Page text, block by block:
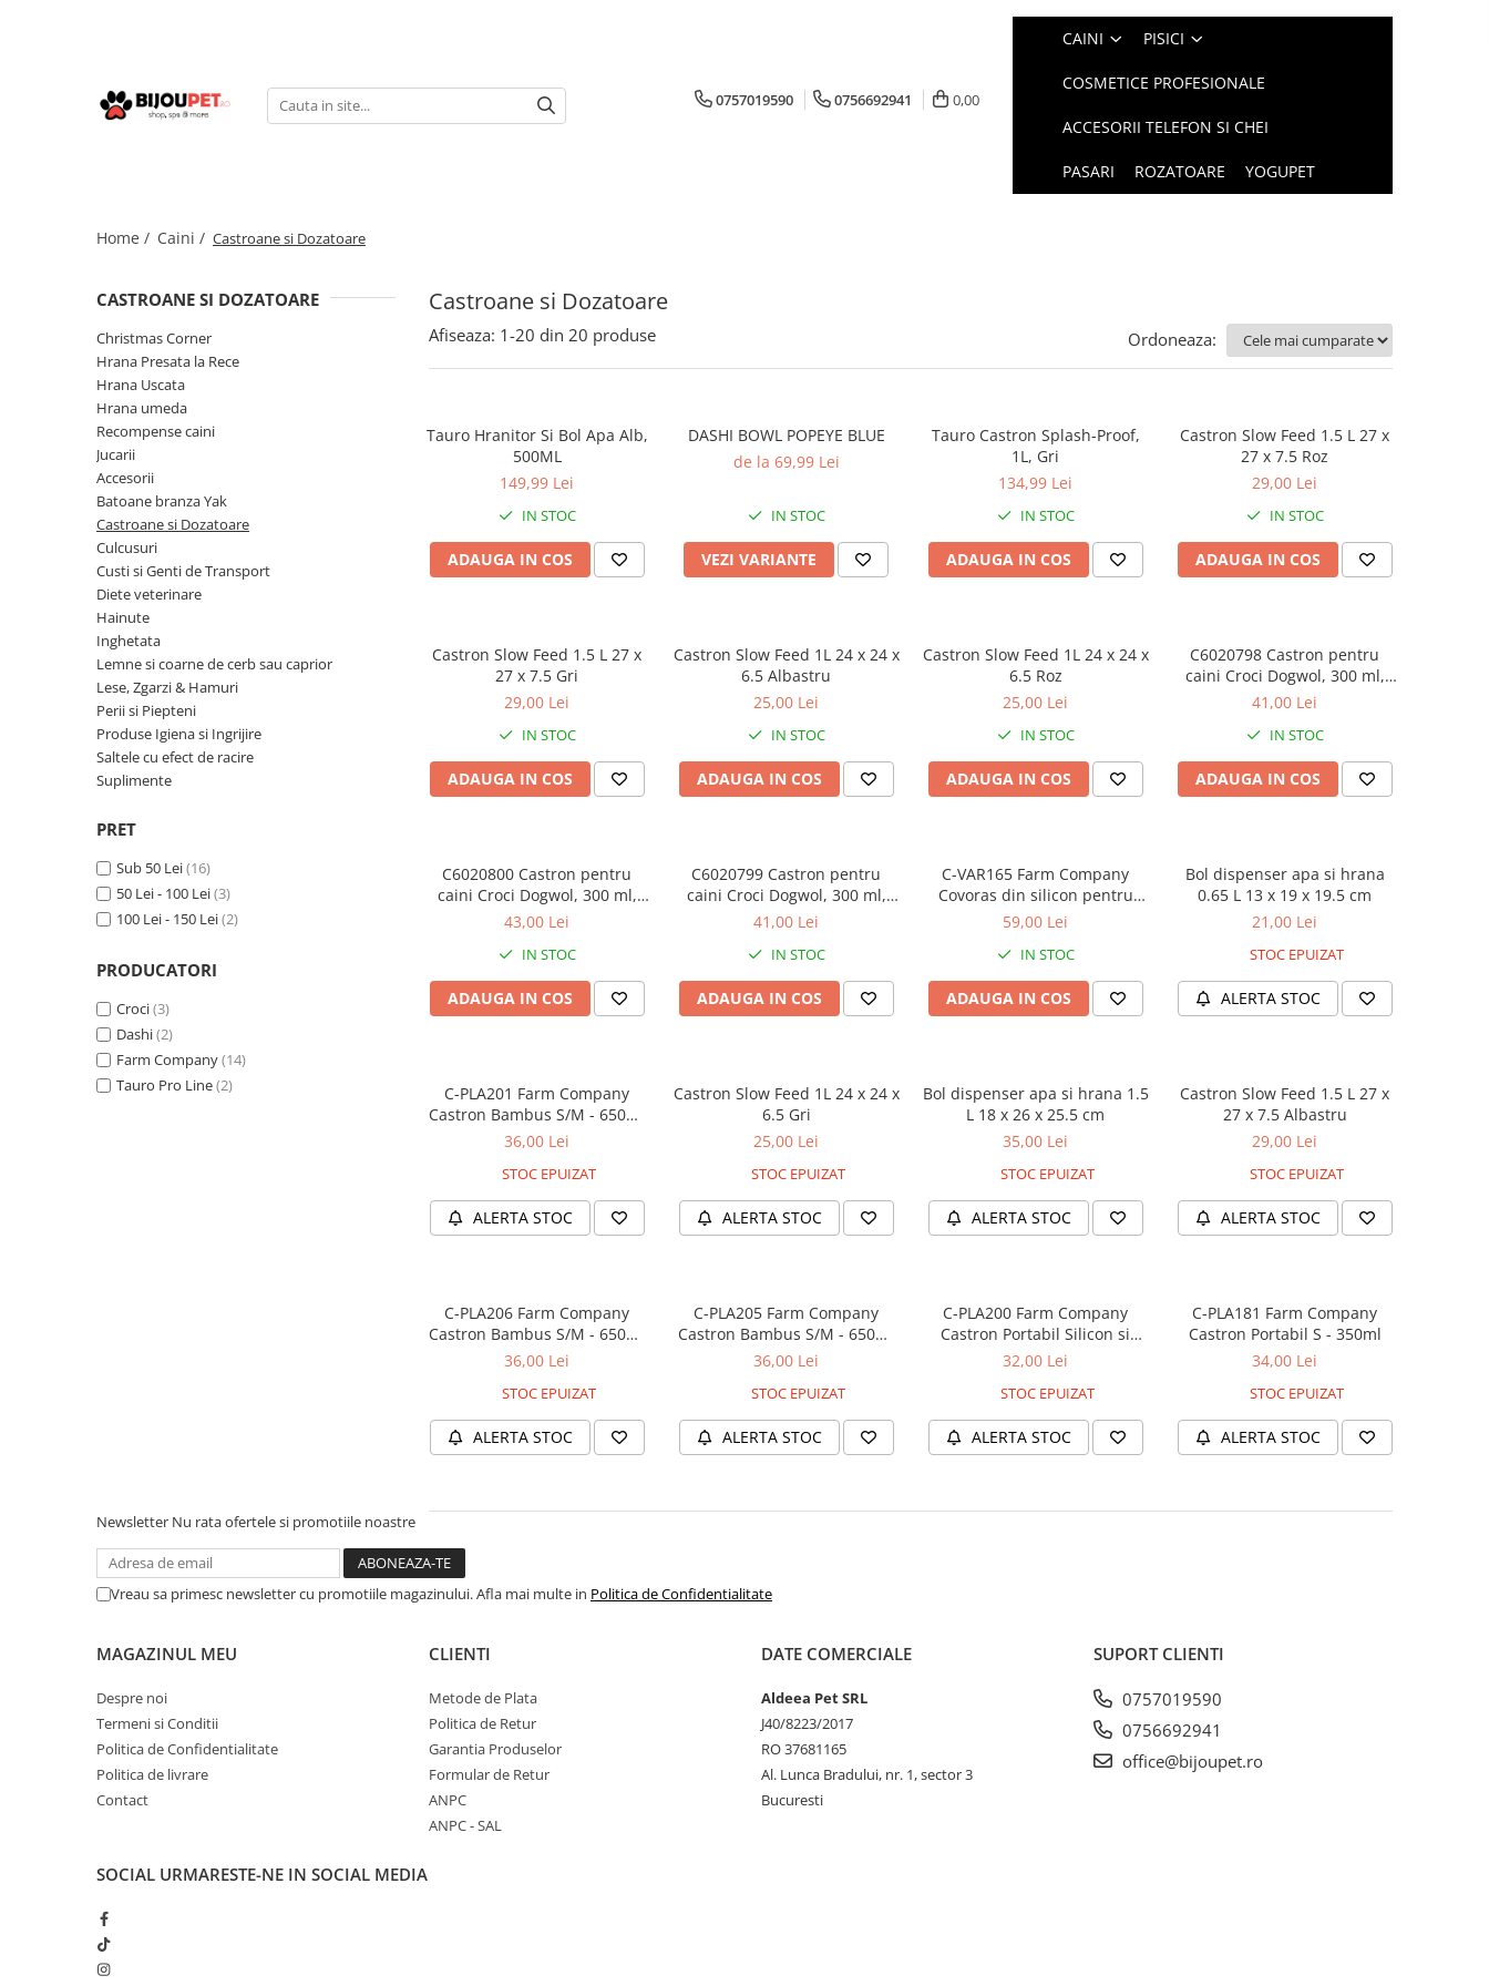
Christmas Corner
Nature's Protection
Taste of the Wild
Marly&Dan
Hrana umeda
Recompense caini
Batoane branza Yak
Castroane si Dozatoare
Custi si Genti de Transport
Diete veterinare
Lemne si coarne de cerb sau
Lese, Zgarzi & Hamuri
Perii si Piepteni
Produse Igiena si Ingrijire
Hrana uscata
Ansambluri Pisici
Genti, Patuturi si Custi de
Produse Igiena si Ingrijire
Suplimente
Diete veterinare
0757019590 0756692941 0,00
CAINI PISICI
COSMETICE PROFESIONALE
ACCESORII TELEFON SI CHEI
PASARI ROZATOARE YOGUPET
Home / Caini / Castroane si Dozatoare
Castroane si Dozatoare
CASTROANE SI DOZATOARE
Christmas Corner
Hrana Presata la Rece
Hrana Uscata
Hrana umeda
Recompense caini
Jucarii
Accesorii
Batoane branza Yak
Castroane si Dozatoare
Culcusuri
Custi si Genti de Transport
Diete veterinare
Hainute
Inghetata
Lemne si coarne de cerb sau caprior
Lese, Zgarzi & Hamuri
Perii si Piepteni
Produse Igiena si Ingrijire
Saltele cu efect de racire
Suplimente
PRET
Sub 50 Lei(16)
50 Lei - 100 Lei(3)
100 Lei - 150 Lei(2)
PRODUCATORI
Croci(3)
Dashi(2)
Farm Company(14)
Tauro Pro Line(2)
Afiseaza: 1-20 din 20 produse Ordoneaza:
Tauro Hranitor Si Bol Apa Alb,
500ML
149,99 Lei
IN STOC
ADAUGA IN COS
DASHI BOWL POPEYE BLUE
de la 69,99 Lei
IN STOC
VEZI VARIANTE
Tauro Castron Splash-Proof,
1L, Gri
134,99 Lei
IN STOC
ADAUGA IN COS
Castron Slow Feed 1.5 L 27 x
27 x 7.5 Roz
29,00 Lei
IN STOC
ADAUGA IN COS
Castron Slow Feed 1.5 L 27 x
27 x 7.5 Gri
29,00 Lei
IN STOC
ADAUGA IN COS
Castron Slow Feed 1L 24 x 24 x
6.5 Albastru
25,00 Lei
IN STOC
ADAUGA IN COS
Castron Slow Feed 1L 24 x 24 x
6.5 Roz
25,00 Lei
IN STOC
ADAUGA IN COS
C6020798 Castron pentru
caini Croci Dogwol, 300 ml,
antiderapant, orange
41,00 Lei
IN STOC
ADAUGA IN COS
C6020800 Castron pentru
caini Croci Dogwol, 300 ml,
antiderapant, roz
43,00 Lei
IN STOC
ADAUGA IN COS
C6020799 Castron pentru
caini Croci Dogwol, 300 ml,
antiderapant, albastru
41,00 Lei
IN STOC
ADAUGA IN COS
C-VAR165 Farm Company
Covoras din silicon pentru
castroane 42-30 cm
59,00 Lei
IN STOC
ADAUGA IN COS
Bol dispenser apa si hrana
0.65 L 13 x 19 x 19.5 cm
21,00 Lei
STOC EPUIZAT
ALERTA STOC
C-PLA201 Farm Company
Castron Bambus S/M - 650ml
Taupe
36,00 Lei
STOC EPUIZAT
ALERTA STOC
Castron Slow Feed 1L 24 x 24 x
6.5 Gri
25,00 Lei
STOC EPUIZAT
ALERTA STOC
Bol dispenser apa si hrana 1.5
L 18 x 26 x 25.5 cm
35,00 Lei
STOC EPUIZAT
ALERTA STOC
Castron Slow Feed 1.5 L 27 x
27 x 7.5 Albastru
29,00 Lei
STOC EPUIZAT
ALERTA STOC
C-PLA206 Farm Company
Castron Bambus S/M - 650ml
Beige
36,00 Lei
STOC EPUIZAT
ALERTA STOC
C-PLA205 Farm Company
Castron Bambus S/M - 650ml
Sage Green
36,00 Lei
STOC EPUIZAT
ALERTA STOC
C-PLA200 Farm Company
Castron Portabil Silicon si
Ventuza - 510ml
32,00 Lei
STOC EPUIZAT
ALERTA STOC
C-PLA181 Farm Company
Castron Portabil S - 350ml
34,00 Lei
STOC EPUIZAT
ALERTA STOC
Newsletter Nu rata ofertele si promotiile noastre
Vreau sa primesc newsletter cu promotiile magazinului. Afla mai multe in Politica de Confidentialitate
MAGAZINUL MEU
Despre noi
Termeni si Conditii
Politica de Confidentialitate
Politica de livrare
Contact
CLIENTI
Metode de Plata
Politica de Retur
Garantia Produselor
Formular de Retur
ANPC
ANPC - SAL
DATE COMERCIALE
Aldeea Pet SRL
J40/8223/2017
RO 37681165
Al. Lunca Bradului, nr. 1, sector 3
Bucuresti
SUPORT CLIENTI
0757019590
0756692941
office@bijoupet.ro
SOCIAL URMARESTE-NE IN SOCIAL MEDIA